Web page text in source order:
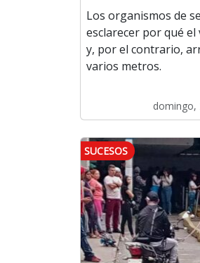
Los organismos de
esclarecer por qué
y, por el contrario,
varios metros.
domingo,
SUCESOS